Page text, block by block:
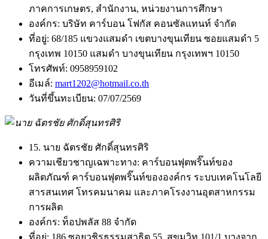
ภาคการเกษตร, สำนักงาน, หน่วยงานการศึกษา
องค์กร: บริษัท คาร์บอน โฟกัส คอนซัลแทนท์ จํากัด
ที่อยู่: 68/185 แขวงแสมดำ เขตบางขุนเทียน ซอยแสมดำ 5
กรุงเทพ 10150 แสมดำ บางขุนเทียน กรุงเทพฯ 10150
โทรศัพท์: 0958959102
อีเมล์: mart1202@hotmail.co.th
วันที่ขึ้นทะเบียน: 07/07/2569
15. นาย ฉัตรชัย ศักดิ์สุนทรศิริ
ความเชียวชาญเฉพาะทาง: คาร์บอนฟุตพริ๊นท์ของ
ผลิตภัณฑ์ คาร์บอนฟุตพริ๊นท์ขององค์กร ระบบเทคโนโลยี
สารสนเทศ โทรคมนาคม และภาคโรงงานอุตสาหกรรม
การผลิต
องค์กร: ท็อปพลัส 88 จำกัด